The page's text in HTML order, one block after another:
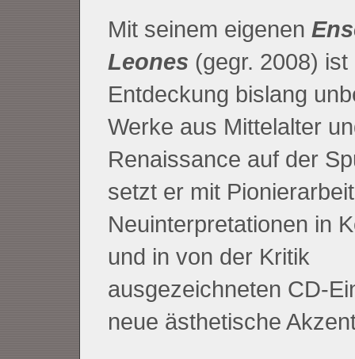
Mit seinem eigenen
Leones (gegr. 2008) ist
Entdeckung bislang
Werke aus Mittelalter
Renaissance auf der
setzt er mit
Neuinterpretationen in
und in von der Kritik
ausgezeichneten CD-
neue ästhetische